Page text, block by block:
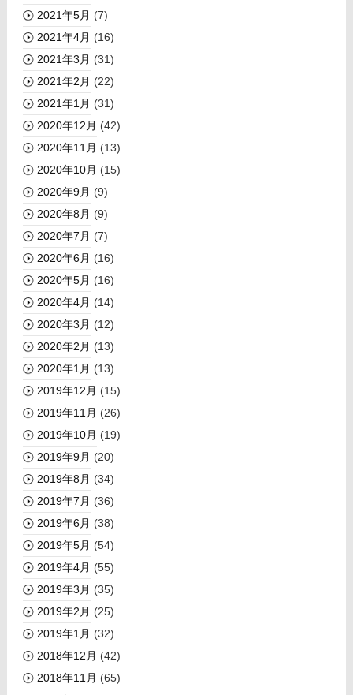
2021年5月 (7)
2021年4月 (16)
2021年3月 (31)
2021年2月 (22)
2021年1月 (31)
2020年12月 (42)
2020年11月 (13)
2020年10月 (15)
2020年9月 (9)
2020年8月 (9)
2020年7月 (7)
2020年6月 (16)
2020年5月 (16)
2020年4月 (14)
2020年3月 (12)
2020年2月 (13)
2020年1月 (13)
2019年12月 (15)
2019年11月 (26)
2019年10月 (19)
2019年9月 (20)
2019年8月 (34)
2019年7月 (36)
2019年6月 (38)
2019年5月 (54)
2019年4月 (55)
2019年3月 (35)
2019年2月 (25)
2019年1月 (32)
2018年12月 (42)
2018年11月 (65)